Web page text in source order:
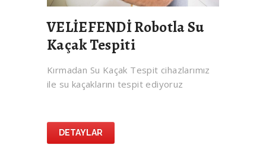
VELİEFENDİ Robotla Su
Kaçak Tespiti
Kırmadan Su Kaçak Tespit cihazlarımız
ile su kaçaklarını tespit ediyoruz
DETAYLAR